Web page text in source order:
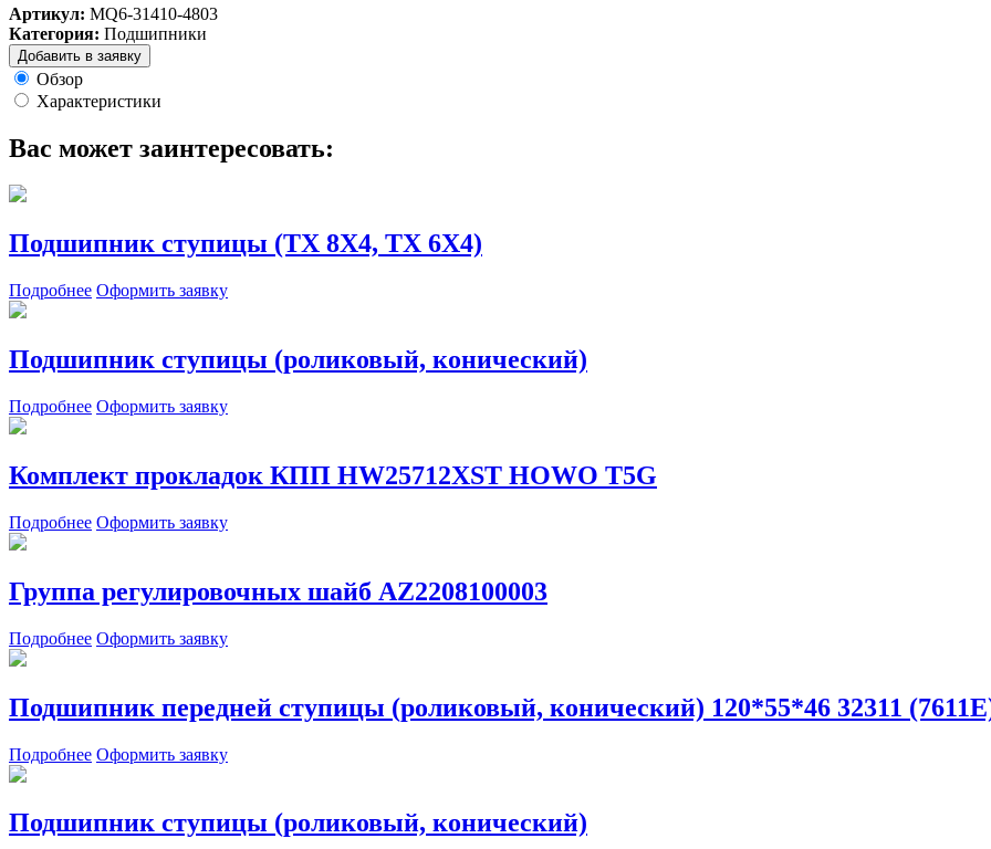
Артикул: MQ6-31410-4803
Категория: Подшипники
Добавить в заявку
Обзор
Характеристики
Вас может заинтересовать:
Подшипник ступицы (TX 8X4, TX 6X4)
Подробнее Оформить заявку
Подшипник ступицы (роликовый, конический)
Подробнее Оформить заявку
Комплект прокладок КПП HW25712XST HOWO T5G
Подробнее Оформить заявку
Группа регулировочных шайб AZ2208100003
Подробнее Оформить заявку
Подшипник передней ступицы (роликовый, конический) 120*55*46 32311
Подробнее Оформить заявку
Подшипник ступицы (роликовый, конический)